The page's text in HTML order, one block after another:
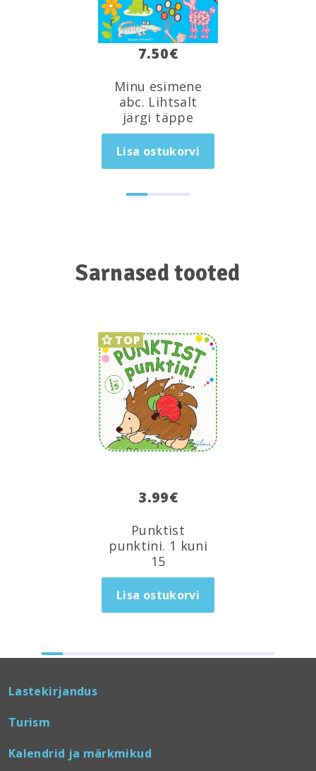
7.50€
Minu esimene
abc. Lihtsalt
järgi täppe
Lisa ostukorvi
Sarnased tooted
TOP
3.99€
Punktist
punktini. 1 kuni
15
Lisa ostukorvi
Lastekirjandus
Turism
Kalendrid ja märkmikud